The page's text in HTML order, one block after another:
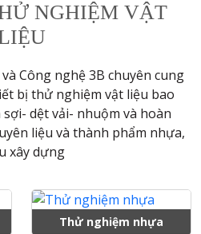
NGHIỆM VẬT
Công nghệ 3B chuyên cung
bị thử nghiệm vật liệu bao
dệt vải- nhuộm và hoàn
liệu và thành phẩm nhựa,
xây dựng
Thử nghiệm nhựa